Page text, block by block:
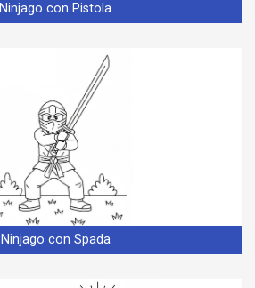
Ninjago con Pistola
Ninjago con Spada